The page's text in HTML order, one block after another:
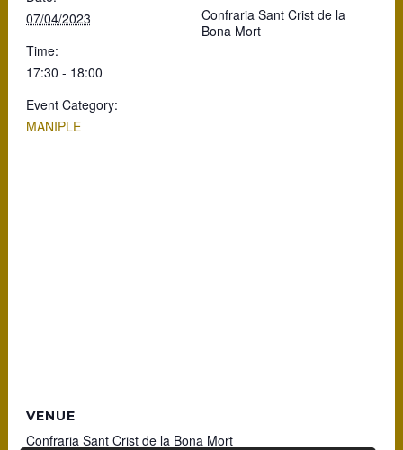
07/04/2023
Time:
17:30 - 18:00
Event Category:
MANIPLE
Confraria Sant Crist de la
Bona Mort
VENUE
Confraria Sant Crist de la Bona Mort